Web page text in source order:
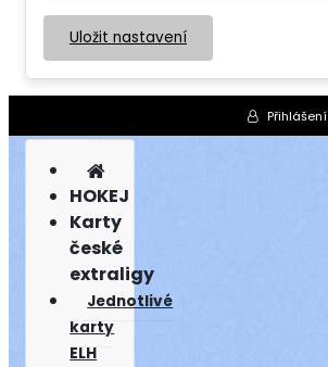
Uložit nastavení
Přihlášení
HOKEJ
Karty
české
extraligy
Jednotlivé
karty
ELH